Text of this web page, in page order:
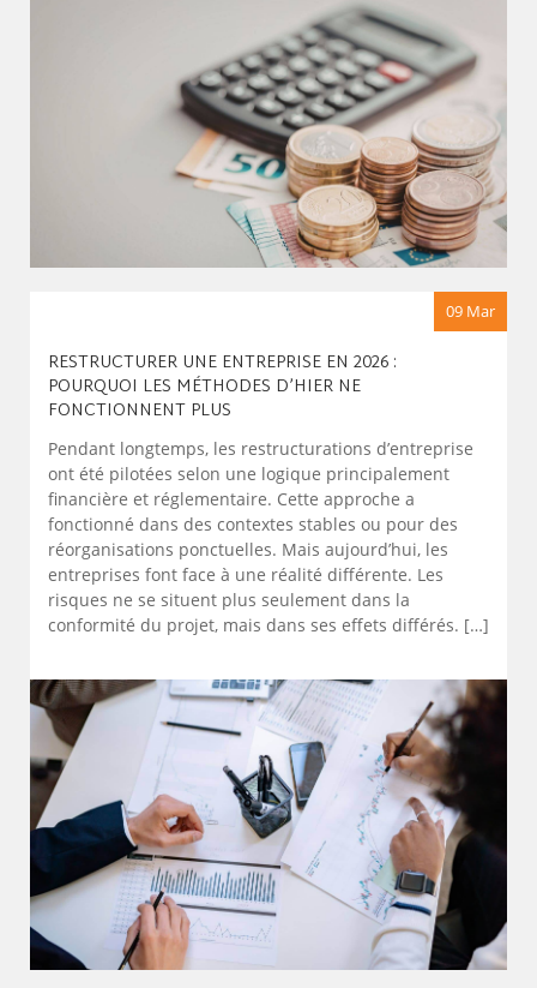
09 Mar
RESTRUCTURER UNE ENTREPRISE EN 2026 :
POURQUOI LES MÉTHODES D’HIER NE
FONCTIONNENT PLUS
Pendant longtemps, les restructurations d’entreprise
ont été pilotées selon une logique principalement
financière et réglementaire. Cette approche a
fonctionné dans des contextes stables ou pour des
réorganisations ponctuelles. Mais aujourd’hui, les
entreprises font face à une réalité différente. Les
risques ne se situent plus seulement dans la
conformité du projet, mais dans ses effets différés. […]